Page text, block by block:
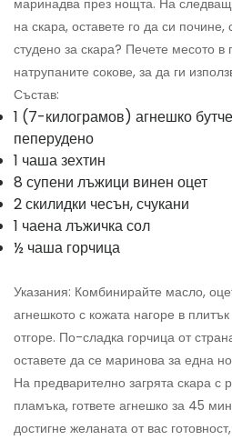
на скара, оставете го да си
студено за скара? Печете месото
натрупаните сокове, за да ги
Състав:
1 (7-килограмов) агнешко
пеперудено
1 чаша зехтин
8 супени лъжици винен оцет
2 скилидки чесън, счукани
1 чаена лъжичка сол
½ чаша горчица
Указания: Комбинирайте масло,
агнешкото с кожата нагоре в
отгоре. По-сладка горчица от
оставете да се маринова за една
На предварително загрята скара с
пламъка, гответе агнешко за 45
достигне желаната от вас